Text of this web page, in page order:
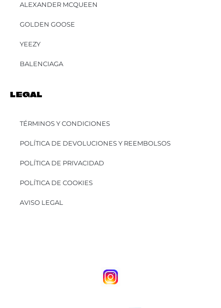
ALEXANDER MCQUEEN
GOLDEN GOOSE
YEEZY
BALENCIAGA
LEGAL
TÉRMINOS Y CONDICIONES
POLÍTICA DE DEVOLUCIONES Y REEMBOLSOS
POLÍTICA DE PRIVACIDAD
POLÍTICA DE COOKIES
AVISO LEGAL